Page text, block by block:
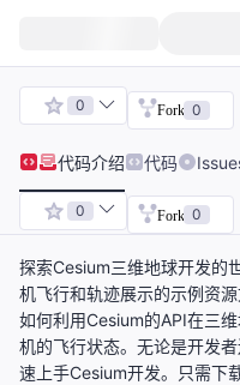
0 Fork 0
代码介绍 代码
0 Fork 0
探索Cesium三维地球开发的
机飞行和轨迹展示的示例资
如何利用Cesium的API在三
机的飞行状态。无论是开发
速上手Cesium开发。只需下